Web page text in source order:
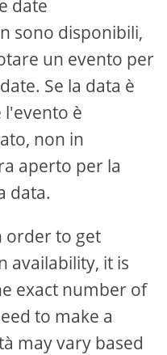
date
sono disponibili,
un evento per
Se la data è
l'evento è
non in
aperto per la
data.
order to get
availability, it is
exact number of
to make a
may vary based